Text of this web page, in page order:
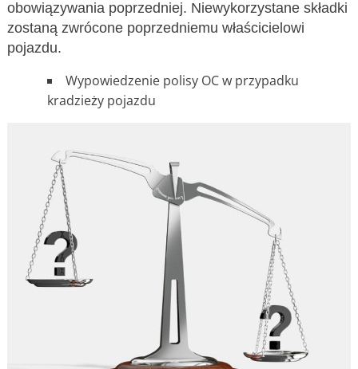
obowiązywania poprzedniej. Niewykorzystane składki
zostaną zwrócone poprzedniemu właścicielowi
pojazdu.
Wypowiedzenie polisy OC w przypadku
kradzieży pojazdu